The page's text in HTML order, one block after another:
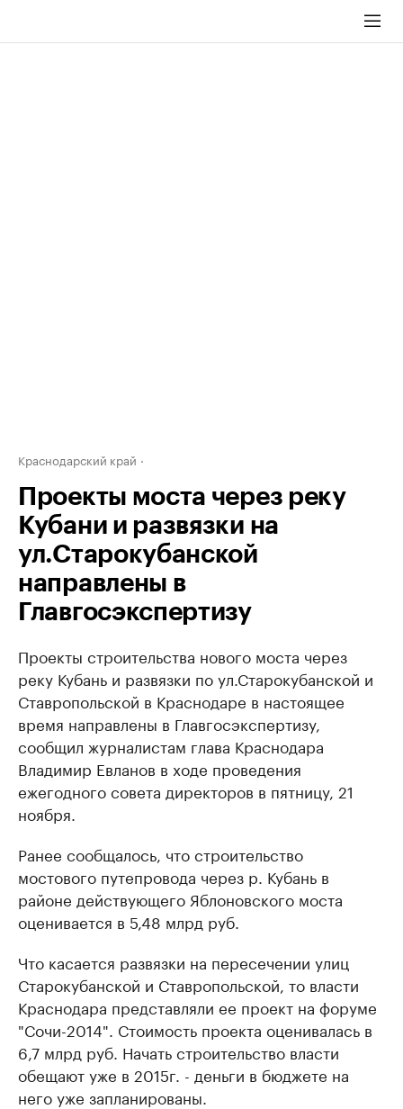
Краснодарский край
Проекты моста через реку
Кубани и развязки на
ул.Старокубанской
направлены в
Главгосэкспертизу
Проекты строительства нового моста через
реку Кубань и развязки по ул.Старокубанской и
Ставропольской в Краснодаре в настоящее
время направлены в Главгосэкспертизу,
сообщил журналистам глава Краснодара
Владимир Евланов в ходе проведения
ежегодного совета директоров в пятницу, 21
ноября.
Ранее сообщалось, что строительство
мостового путепровода через р. Кубань в
районе действующего Яблоновского моста
оценивается в 5,48 млрд руб.
Что касается развязки на пересечении улиц
Старокубанской и Ставропольской, то власти
Краснодара представляли ее проект на форуме
"Сочи-2014". Стоимость проекта оценивалась в
6,7 млрд руб. Начать строительство власти
обещают уже в 2015г. - деньги в бюджете на
него уже запланированы.